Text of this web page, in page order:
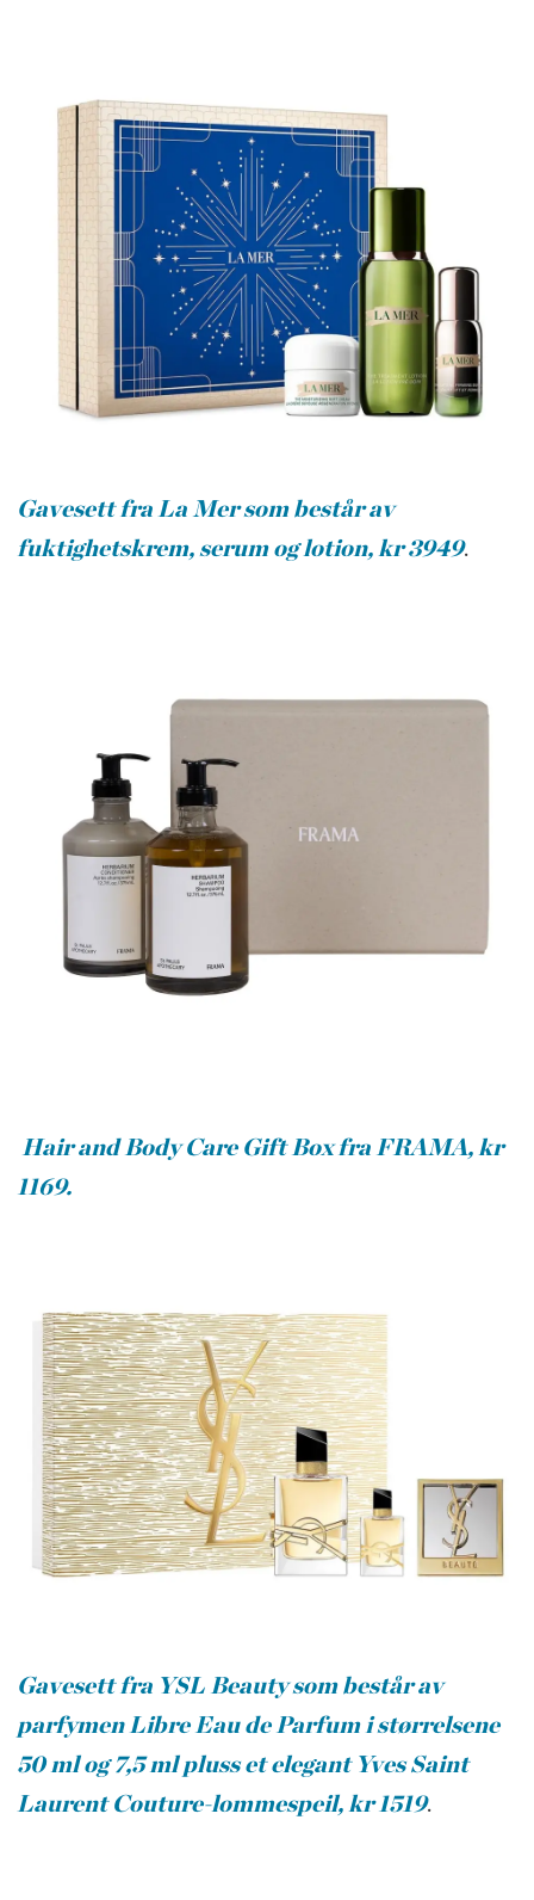
Gavesett fra La Mer som består av
fuktighetskrem, serum og lotion, kr 3949.
Hair and Body Care Gift Box fra FRAMA, kr
1169.
Gavesett fra YSL Beauty som består av
parfymen Libre Eau de Parfum i størrelsene
50 ml og 7,5 ml pluss et elegant Yves Saint
Laurent Couture-lommespeil, kr 1519.